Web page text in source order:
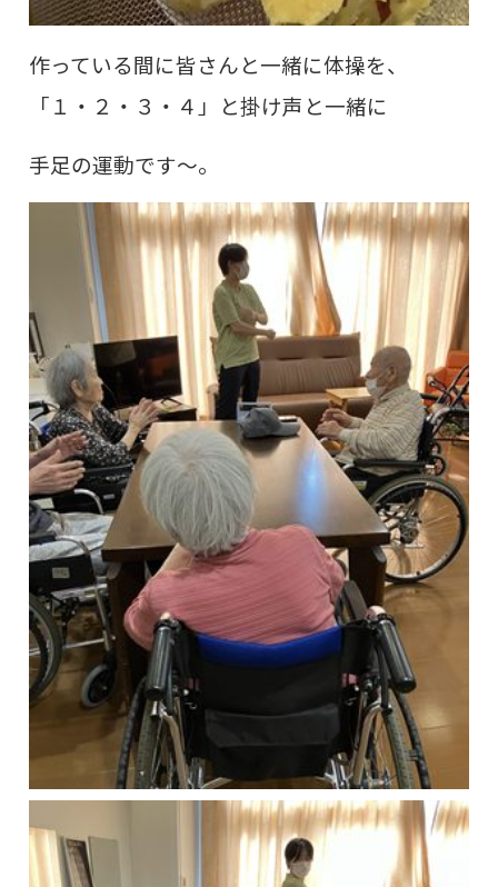
作っている間に皆さんと一緒に体操を、
「１・２・３・４」と掛け声と一緒に
手足の運動です～。